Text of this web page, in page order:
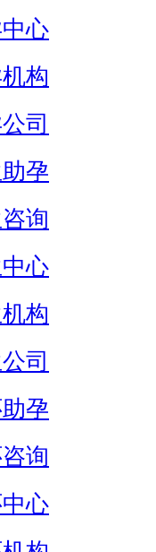
心
构
司
孕
询
心
构
司
孕
询
心